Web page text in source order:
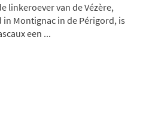
linkeroever van de Vézère,
in Montignac in de Périgord, is
een ...